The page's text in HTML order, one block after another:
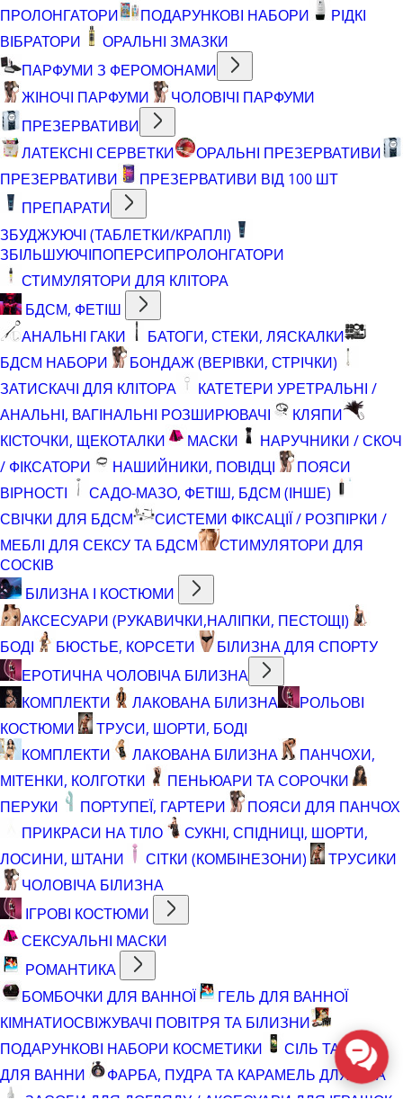
ПРОЛОНГАТОРИ
ПОДАРУНКОВІ НАБОРИ
РІДКІ
ВІБРАТОРИ
ОРАЛЬНІ ЗМАЗКИ
ПАРФУМИ З ФЕРОМОНАМИ
ЖІНОЧІ ПАРФУМИ
ЧОЛОВІЧІ ПАРФУМИ
ПРЕЗЕРВАТИВИ
ЛАТЕКСНІ СЕРВЕТКИ
ОРАЛЬНІ ПРЕЗЕРВАТИВИ
ПРЕЗЕРВАТИВИ
ПРЕЗЕРВАТИВИ ВІД 100 ШТ
ПРЕПАРАТИ
ЗБУДЖУЮЧІ (ТАБЛЕТКИ/КРАПЛІ)
ЗБІЛЬШУЮЧІПОПЕРСИПРОЛОНГАТОРИ
СТИМУЛЯТОРИ ДЛЯ КЛІТОРА
БДСМ, ФЕТІШ
АНАЛЬНІ ГАКИ
БАТОГИ, СТЕКИ, ЛЯСКАЛКИ
БДСМ НАБОРИ
БОНДАЖ (ВЕРІВКИ, СТРІЧКИ)
ЗАТИСКАЧІ ДЛЯ КЛІТОРА
КАТЕТЕРИ УРЕТРАЛЬНІ /
АНАЛЬНІ, ВАГІНАЛЬНІ РОЗШИРЮВАЧІ
КЛЯПИ
КІСТОЧКИ, ЩЕКОТАЛКИ
МАСКИ
НАРУЧНИКИ / СКОЧ
/ ФІКСАТОРИ
НАШИЙНИКИ, ПОВІДЦІ
ПОЯСИ
ВІРНОСТІ
САДО-МАЗО, ФЕТІШ, БДСМ (ІНШЕ)
СВІЧКИ ДЛЯ БДСМ
СИСТЕМИ ФІКСАЦІЇ / РОЗПІРКИ /
МЕБЛІ ДЛЯ СЕКСУ ТА БДСМ
СТИМУЛЯТОРИ ДЛЯ
СОСКІВ
БІЛИЗНА І КОСТЮМИ
АКСЕСУАРИ (РУКАВИЧКИ,НАЛІПКИ, ПЕСТОЩІ)
БОДІ
БЮСТЬЕ, КОРСЕТИ
БІЛИЗНА ДЛЯ СПОРТУ
ЕРОТИЧНА ЧОЛОВІЧА БІЛИЗНА
КОМПЛЕКТИ
ЛАКОВАНА БІЛИЗНА
РОЛЬОВІ
КОСТЮМИ
ТРУСИ, ШОРТИ, БОДІ
КОМПЛЕКТИ
ЛАКОВАНА БІЛИЗНА
ПАНЧОХИ,
МІТЕНКИ, КОЛГОТКИ
ПЕНЬЮАРИ ТА СОРОЧКИ
ПЕРУКИ
ПОРТУПЕЇ, ГАРТЕРИ
ПОЯСИ ДЛЯ ПАНЧОХ
ПРИКРАСИ НА ТІЛО
СУКНІ, СПІДНИЦІ, ШОРТИ,
ЛОСИНИ, ШТАНИ
СІТКИ (КОМБІНЕЗОНИ)
ТРУСИКИ
ЧОЛОВІЧА БІЛИЗНА
ІГРОВІ КОСТЮМИ
СЕКСУАЛЬНІ МАСКИ
РОМАНТИКА
БОМБОЧКИ ДЛЯ ВАННОЇ
ГЕЛЬ ДЛЯ ВАННОЇ
КІМНАТИОСВІЖУВАЧІ ПОВІТРЯ ТА БІЛИЗНИ
ПОДАРУНКОВІ НАБОРИ КОСМЕТИКИ
СІЛЬ ТА ПІНА
ДЛЯ ВАННИ
ФАРБА, ПУДРА ТА КАРАМЕЛЬ ДЛЯ ТІЛА
ЗАСОБИ ДЛЯ ДОГЛЯДУ / АКСЕСУАРИ ДЛЯ ІГРАШОК